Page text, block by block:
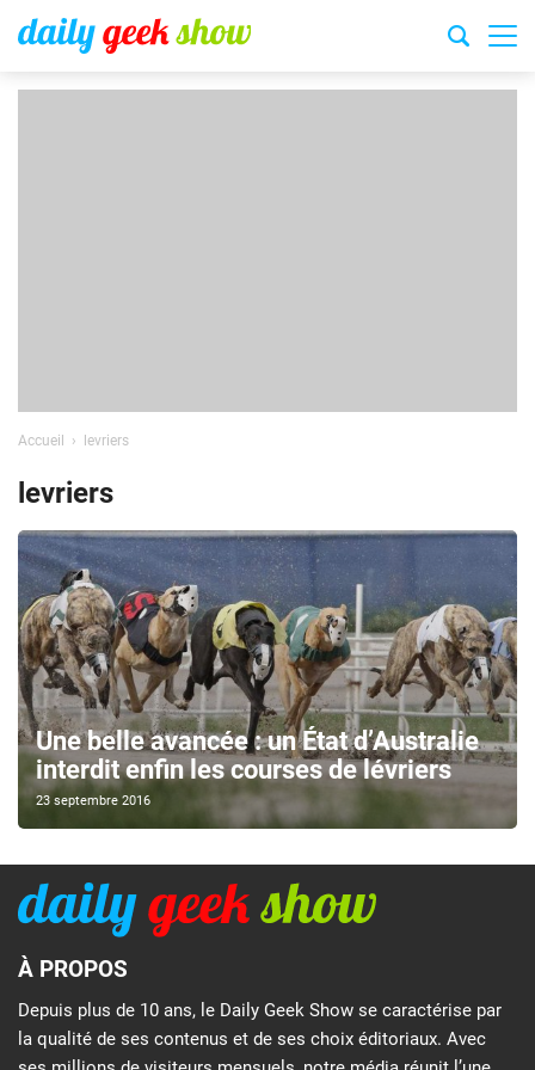
Accueil levriers
levriers
Une belle avancée : un État d’Australie
interdit enfin les courses de lévriers
23 septembre 2016
À PROPOS
Depuis plus de 10 ans, le Daily Geek Show se caractérise par
la qualité de ses contenus et de ses choix éditoriaux. Avec